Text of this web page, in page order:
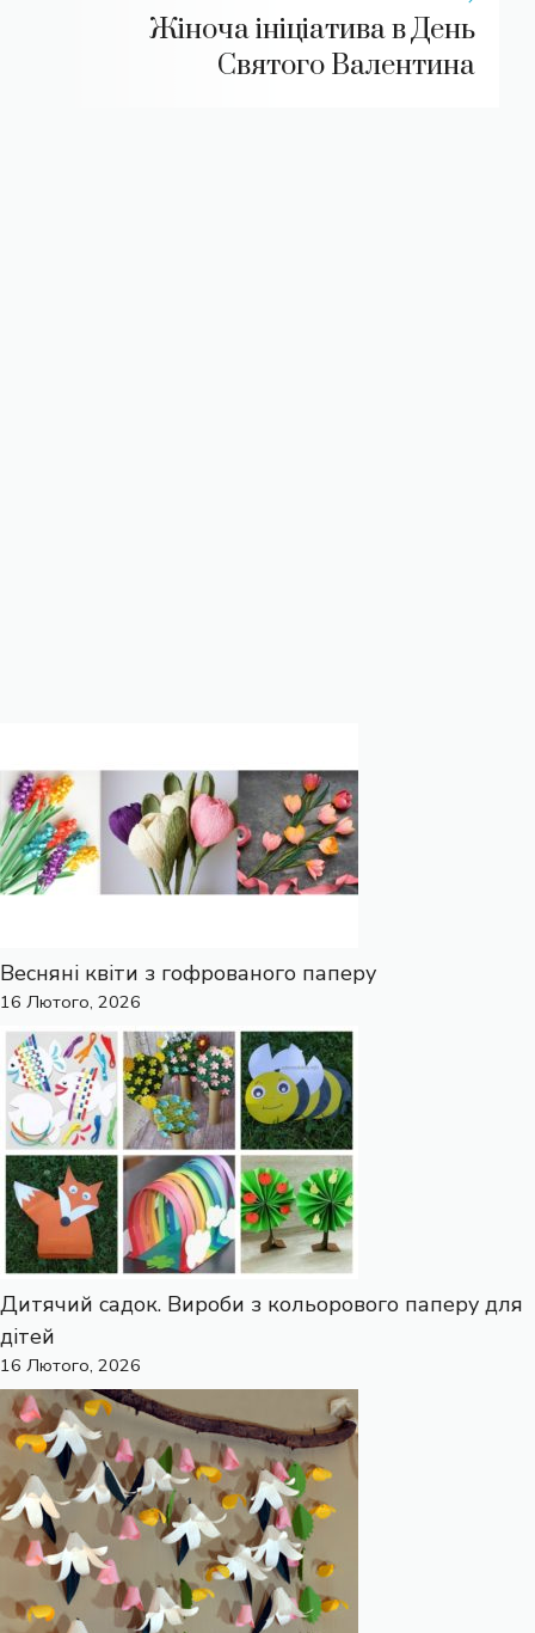
Жіноча ініціатива в День
Святого Валентина
Весняні квіти з гофрованого паперу
16 Лютого, 2026
Дитячий садок. Вироби з кольорового паперу для
дітей
16 Лютого, 2026